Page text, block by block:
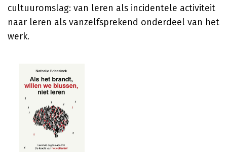
cultuuromslag: van leren als incidentele activiteit
naar leren als vanzelfsprekend onderdeel van het
werk.